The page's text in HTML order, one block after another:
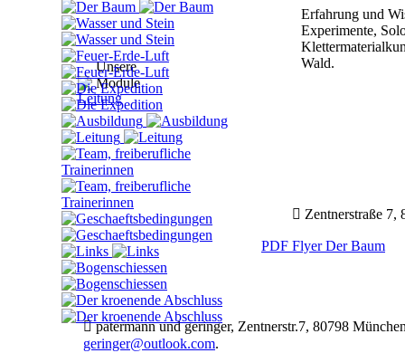
patermann und geringer, Zentnerstr.7, 80798
geringer@outlook.com.
 Zentnerstraße
Erfahrung und
Experimente,
Wald.
PDF Flyer Der Baum
Unsere
Module